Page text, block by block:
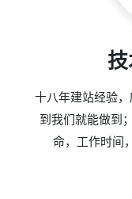
十八年建站经验
到我们就能做到
命，工作时间